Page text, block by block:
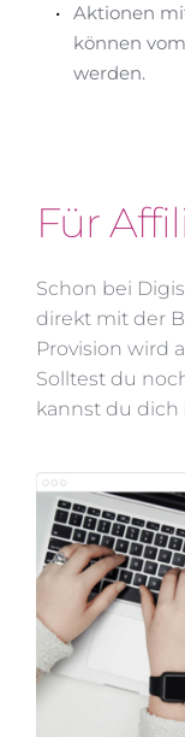
Aktionen
können
werden.
Für
Schon bei
direkt mit der
Provision wird
Solltest du
kannst du dich